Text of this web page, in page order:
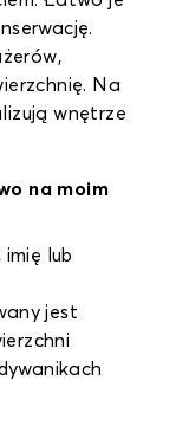
Na
wnętrze
na moim
lub
jest